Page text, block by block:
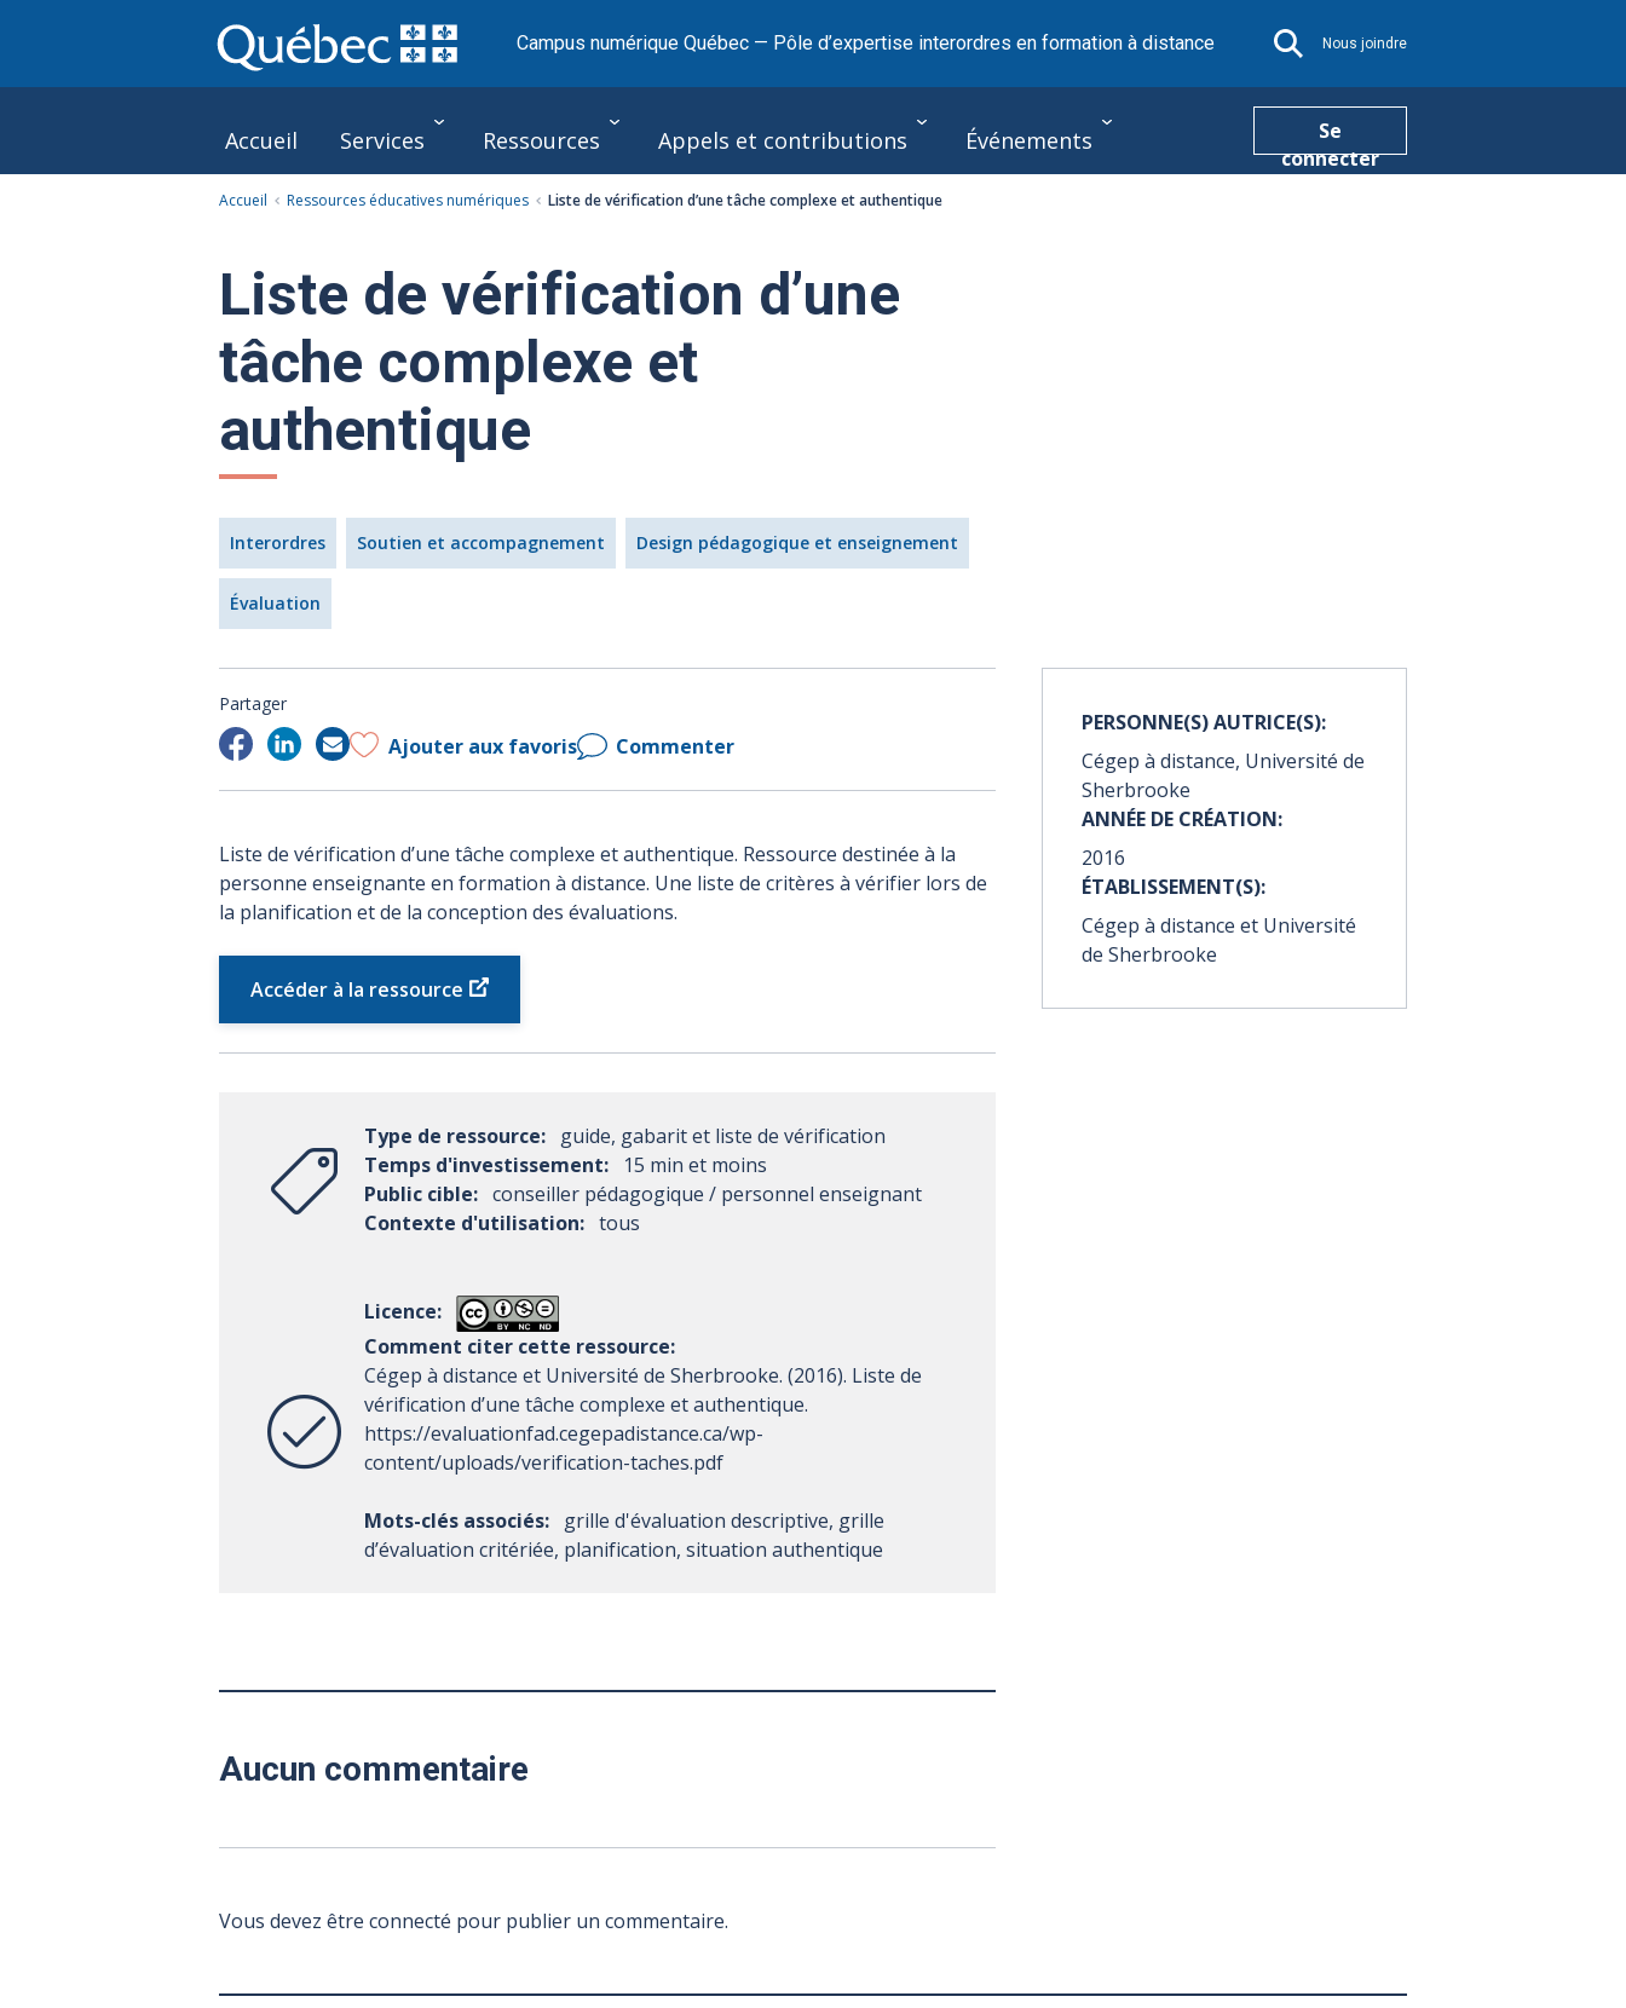
Campus numérique Québec — Pôle d’expertise interordres en formation à distance Nous joindre
Accueil Services Ressources Appels et contributions Événements
Le Pôle
Se
connecter
Accueil Ressources éducatives numériques Liste de vérification d’une tâche complexe et authentique
Liste de vérification d’une
tâche complexe et
authentique
Interordres Soutien et accompagnement Design pédagogique et enseignement
Évaluation
Partager
Ajouter aux favoris Commenter
Liste de vérification d’une tâche complexe et authentique. Ressource destinée à la
personne enseignante en formation à distance. Une liste de critères à vérifier lors de
la planification et de la conception des évaluations.
Accéder à la ressource
Type de ressource: guide, gabarit et liste de vérification
Temps d'investissement:
15 min et moins
Public cible: conseiller pédagogique / personnel enseignant
Contexte d'utilisation: tous
Licence:
Comment citer cette ressource:
Cégep à distance et Université de Sherbrooke. (2016). Liste de
vérification d’une tâche complexe et authentique.
https://evaluationfad.cegepadistance.ca/wp-
content/uploads/verification-taches.pdf
Mots-clés associés: grille d'évaluation descriptive, grille
d’évaluation critériée, planification, situation authentique
PERSONNE(S) AUTRICE(S):
Cégep à distance, Université de
Sherbrooke
ANNÉE DE CRÉATION:
2016
ÉTABLISSEMENT(S):
Cégep à distance et Université
de Sherbrooke
Aucun commentaire
Vous devez être connecté pour publier un commentaire.